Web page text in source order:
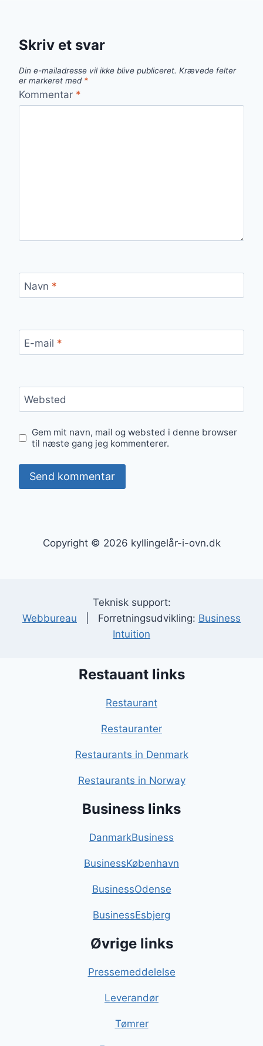
Skriv et svar
Din e-mailadresse vil ikke blive publiceret. Krævede felter
er markeret med *
Kommentar *
Navn *
E-mail *
Websted
Gem mit navn, mail og websted i denne browser
til næste gang jeg kommenterer.
Copyright © 2026 kyllingelår-i-ovn.dk
Teknisk support:
Webbureau | Forretningsudvikling: Business
Intuition
Restauant links
Restaurant
Restauranter
Restaurants in Denmark
Restaurants in Norway
Business links
DanmarkBusiness
BusinessKøbenhavn
BusinessOdense
BusinessEsbjerg
Øvrige links
Pressemeddelelse
Leverandør
Tømrer